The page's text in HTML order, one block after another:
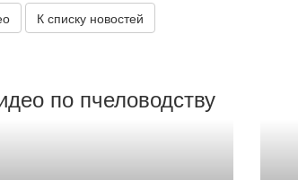
К списку новостей
по пчеловодству